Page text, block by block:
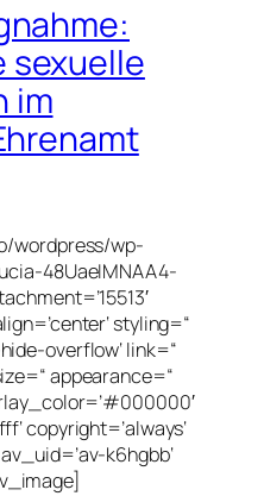
sexuelle
im
wordpress/wp-
48UaeIMNAA4-
styling=“
overflow‘ link=“
appearance=“
copyright=’always‘
k6hgbb‘